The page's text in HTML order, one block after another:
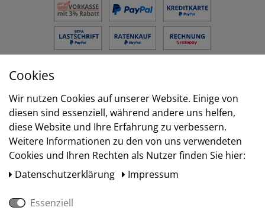
Versand
Cookies
Wir nutzen Cookies auf unserer Website. Einige von
diesen sind essenziell, während andere uns helfen,
diese Website und Ihre Erfahrung zu verbessern.
Weitere Informationen zu den von uns verwendeten
Cookies und Ihren Rechten als Nutzer finden Sie hier:
Daten­schutz­erklärung
Impressum
Essenziell